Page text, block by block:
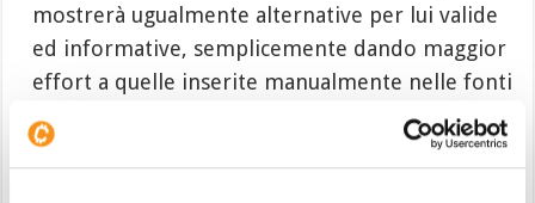
mostrerà ugualmente alternative per lui valide
ed informative, semplicemente dando maggior
effort a quelle inserite manualmente nelle fonti
dall’utente;
addestramento intelligente
: con Google Fonti